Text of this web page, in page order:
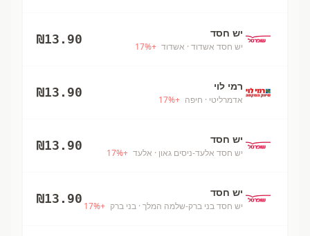
יש חסד
יש חסד אשדוד · אשדוד +
17%
₪13.90
רמי לוי
אדמרליטי · חיפה +
17%
₪13.90
יש חסד
יש חסד אלעד-ניסים גאון · אלעד +
17%
₪13.90
יש חסד
יש חסד בני ברק-שלמה המלך · בני ברק +
17%
₪13.90